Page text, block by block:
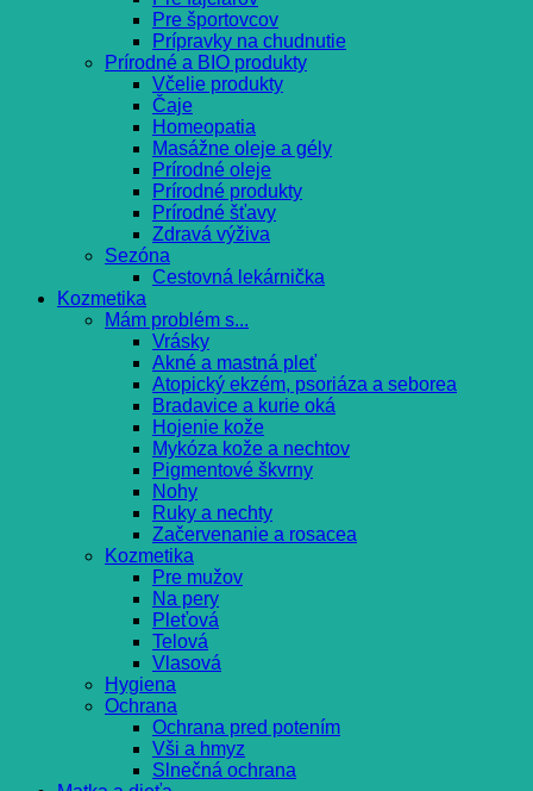
Pre športovcov
Prípravky na chudnutie
Prírodné a BIO produkty
Včelie produkty
Čaje
Homeopatia
Masážne oleje a gély
Prírodné oleje
Prírodné produkty
Prírodné šťavy
Zdravá výživa
Sezóna
Cestovná lekárnička
Kozmetika
Mám problém s...
Vrásky
Akné a mastná pleť
Atopický ekzém, psoriáza a seborea
Bradavice a kurie oká
Hojenie kože
Mykóza kože a nechtov
Pigmentové škvrny
Nohy
Ruky a nechty
Začervenanie a rosacea
Kozmetika
Pre mužov
Na pery
Pleťová
Telová
Vlasová
Hygiena
Ochrana
Ochrana pred potením
Vši a hmyz
Slnečná ochrana